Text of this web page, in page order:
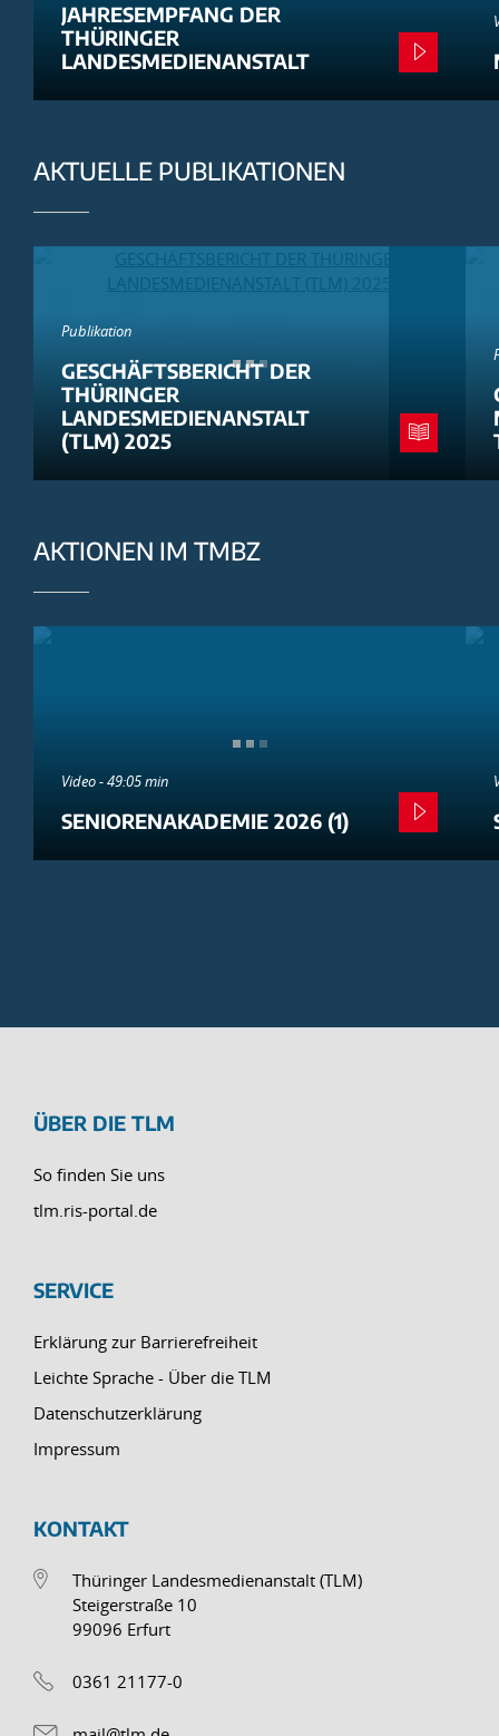
JAHRESEMPFANG DER
THÜRINGER
LANDESMEDIENANSTALT
AKTUELLE PUBLIKATIONEN
Publikation
GESCHÄFTSBERICHT DER
THÜRINGER
LANDESMEDIENANSTALT
(TLM) 2025
AKTIONEN IM TMBZ
Video - 49:05 min
SENIORENAKADEMIE 2026 (1)
ÜBER DIE TLM
So finden Sie uns
tlm.ris-portal.de
SERVICE
Erklärung zur Barrierefreiheit
Leichte Sprache - Über die TLM
Datenschutzerklärung
Impressum
KONTAKT
Thüringer Landesmedienanstalt (TLM)
Steigerstraße 10
99096 Erfurt
0361 21177-0